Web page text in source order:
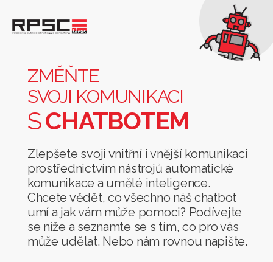
komunikaci
chatbotem
ZMĚŇTE
SVOJI KOMUNIKACI
SCHATBOTEM
Zlepšete svoji vnitřní i vnější komunikaci
prostřednictvím nástrojů automatické
komunikace a umělé inteligence.
Chcete vědět, co všechno náš chatbot
umí a jak vám může pomoci? Podívejte
se níže a seznamte se s tím, co pro vás
může udělat. Nebo nám rovnou napište.